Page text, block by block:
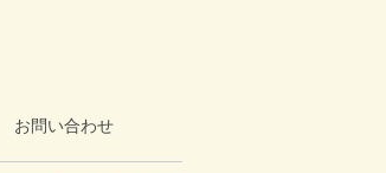
お問い合わせ